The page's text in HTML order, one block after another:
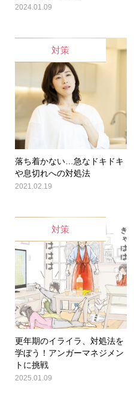
2024.01.09
対策
落ち着かない…急なドキドキ
や息切れへの対処法
2021.02.19
対策
更年期のイライラ、対処法を
学ぼう！アンガーマネジメン
トに挑戦
2025.01.09